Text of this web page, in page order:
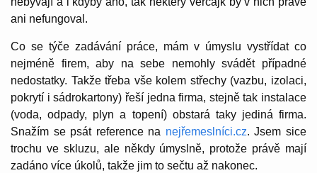
ani nefungoval.
Co se týče zadávání práce, mám v úmyslu vystřídat co
nejméně firem, aby na sebe nemohly svádět případné
nedostatky. Takže třeba vše kolem střechy (vazbu, izolaci,
pokrytí i sádrokartony) řeší jedna firma, stejně tak instalace
(voda, odpady, plyn a topení) obstará taky jediná firma.
Snažím se psát reference na nejřemeslníci.cz. Jsem sice
trochu ve skluzu, ale někdy úmyslně, protože právě mají
zadáno více úkolů, takže jim to sečtu až nakonec.